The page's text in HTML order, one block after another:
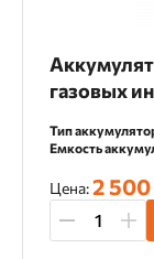
газовых
Тип
Емкость
Цена:2